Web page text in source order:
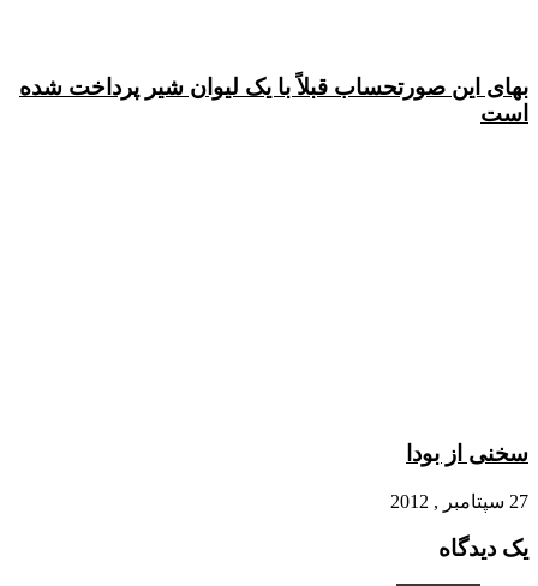
بهای این صورتحساب قبلاً با یک لیوان شیر پرداخت شده
است
سخنی از بودا
27 سپتامبر , 2012
یک دیدگاه